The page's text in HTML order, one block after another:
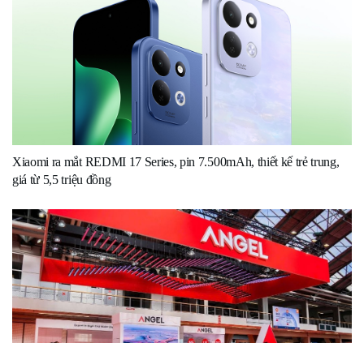
Xiaomi ra mắt REDMI 17 Series, pin 7.500mAh, thiết kế trẻ trung,
giá từ 5,5 triệu đồng